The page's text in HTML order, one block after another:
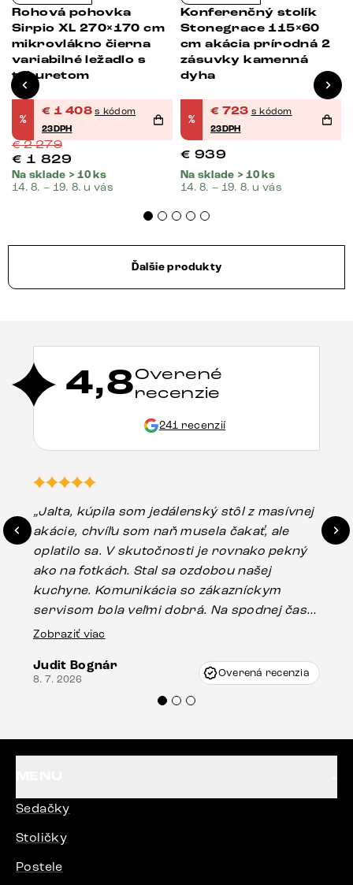
Rohová pohovka
Sirpio XL 270×170 cm
mikrovlákno čierna
variabilné ležadlo s
taburetom
%
€ 1 408 s kódom
23DPH
€2 279
€ 1 829
Na sklade > 10 ks
14. 8. – 19. 8. u vás
Konferenčný stolík
Stonegrace 115×60
cm akácia prírodná 2
zásuvky kamenná
dyha
%
€ 723 s kódom
23DPH
€ 939
Na sklade > 10 ks
14. 8. – 19. 8. u vás
Ďalšie produkty
4,8Overené
recenzie
241 recenzií
„Jalta, kúpila som jedálenský stôl z masívnej
akácie, chvíľu som naň musela čakať, ale
oplatilo sa. V skutočnosti je rovnako pekný
ako na fotkách. Stal sa ozdobou našej
kuchyne. Komunikácia so zákazníckym
servisom bola veľmi dobrá. Na spodnej časti
stola bolo malé poškodenie, pravdepodobne
Vincze pri riešení mojej záležitosti pristúpili
veľmi korektne. Odporúčam produkty Delife
Zobraziť viac
Judit Bognár
8. 7. 2026 Overená recenzia
Sedačky
Stoličky
Postele